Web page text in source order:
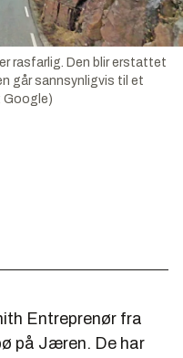
rasfarlig. Den blir erstattet
går sannsynligvis til et
Google)
Entreprenør fra
på Jæren. De har